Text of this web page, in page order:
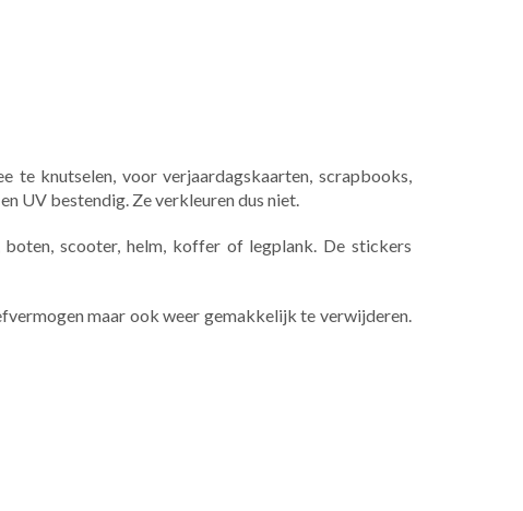
te knutselen, voor verjaardagskaarten, scrapbooks,
UV bestendig. Ze verkleuren dus niet.
scooter, helm, koffer of legplank. De stickers
maar ook weer gemakkelijk te verwijderen.